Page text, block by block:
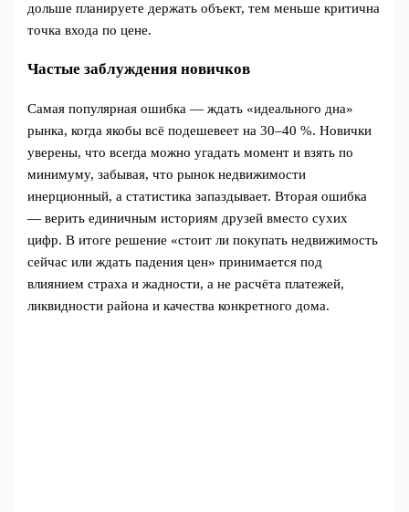
дольше планируете держать объект, тем меньше критична
точка входа по цене.
Частые заблуждения новичков
Самая популярная ошибка — ждать «идеального дна»
рынка, когда якобы всё подешевеет на 30–40 %. Новички
уверены, что всегда можно угадать момент и взять по
минимуму, забывая, что рынок недвижимости
инерционный, а статистика запаздывает. Вторая ошибка
— верить единичным историям друзей вместо сухих
цифр. В итоге решение «стоит ли покупать недвижимость
сейчас или ждать падения цен» принимается под
влиянием страха и жадности, а не расчёта платежей,
ликвидности района и качества конкретного дома.